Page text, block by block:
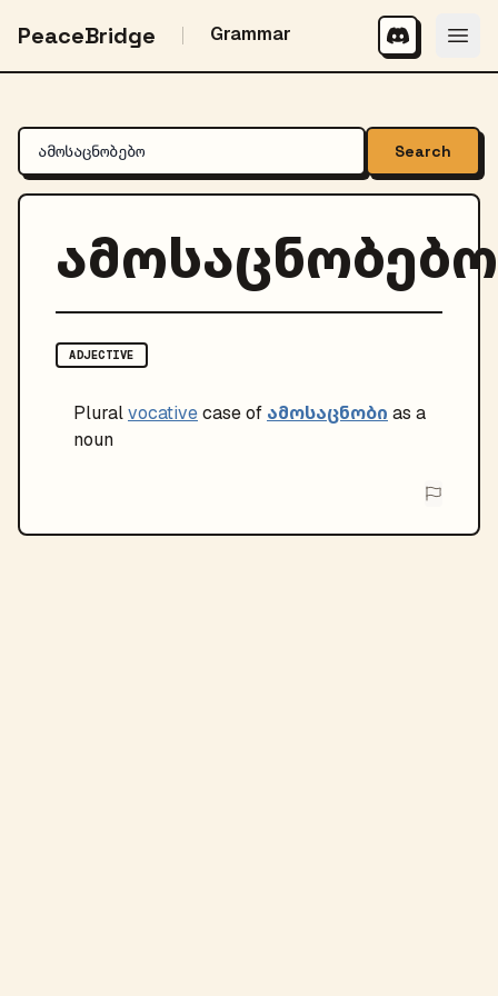
PeaceBridge Grammar
Search
ამოსაცნობებო
ADJECTIVE
Pluralvocativecase of ამოსაცნობი as a
noun